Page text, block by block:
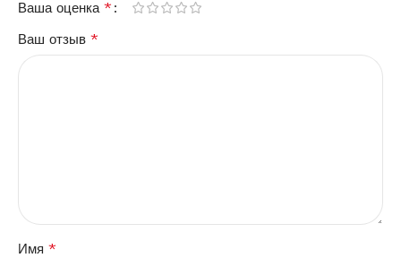
Ваша оценка *
Ваш отзыв *
Имя *